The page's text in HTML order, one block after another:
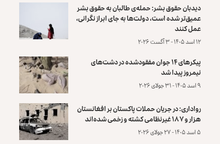
دیدبان حقوق بشر: حمله‌ی طالبان به حقوق بشر
عمیق‌تر شده است، دولت‌ها به جای ابراز نگرانی،
عمل کنند
۱۲ اسد ۱۴۰۵ - ۳ آگست ۲۰۲۶
پیکرهای ۱۴ جوان مفقودشده در دشت‌های
نیمروز پیدا شد
۹ اسد ۱۴۰۵ - ۳۱ جولای ۲۰۲۶
رواداری: در جریان حملات پاکستان بر افغانستان
هزار و ۱۸۷ غیرنظامی کشته و زخمی شده‌اند
۵ اسد ۱۴۰۵ - ۲۷ جولای ۲۰۲۶